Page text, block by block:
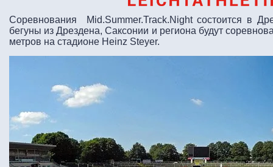
Соревнования Mid.Summer.Track.Night состоится в
бегуны из Дрездена, Саксонии и региона будут
метров на стадионе Heinz Steyer.